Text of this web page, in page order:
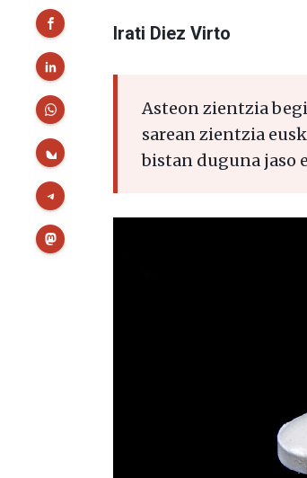
Irati Diez Virto
Asteon zientzia
sarean zientzia
bistan duguna jaso